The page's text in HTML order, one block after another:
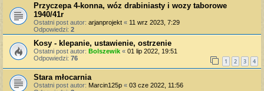
Przyczepa 4-konna, wóz drabiniasty i wozy taborowe
1940/41r
Ostatni post autor: arjanprojekt « 11 wrz 2023, 7:29
Odpowiedzi: 2
Kosy - klepanie, ustawienie, ostrzenie
Ostatni post autor: Bolszewik « 01 lip 2022, 19:51
Odpowiedzi: 76 1 2 3 4
Stara młocarnia
Ostatni post autor: Marcin125p « 03 cze 2022, 11:56